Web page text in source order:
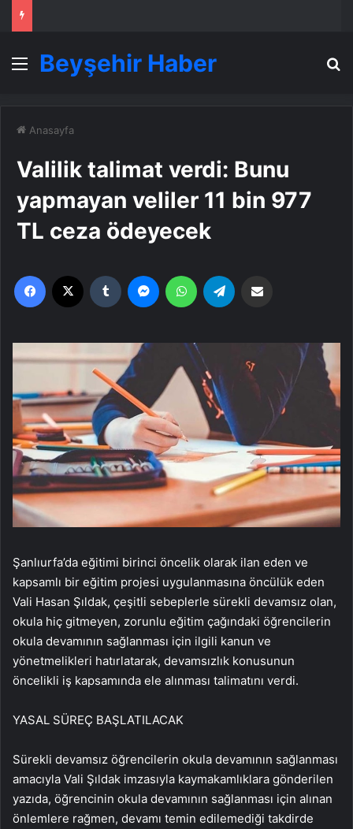
Menü
Beyşehir Haber
Anasayfa
Valilik talimat verdi: Bunu
yapmayan veliler 11 bin 977
TL ceza ödeyecek
Facebook Tumblr MessengerWhatsApp
Şanlıurfa’da eğitimi birinci öncelik olarak ilan eden ve
kapsamlı bir eğitim projesi uygulanmasına öncülük eden
Vali Hasan Şıldak, çeşitli sebeplerle sürekli devamsız olan,
okula hiç gitmeyen, zorunlu eğitim çağındaki öğrencilerin
okula devamının sağlanması için ilgili kanun ve
yönetmelikleri hatırlatarak, devamsızlık konusunun
öncelikli iş kapsamında ele alınması talimatını verdi.
YASAL SÜREÇ BAŞLATILACAK
Sürekli devamsız öğrencilerin okula devamının sağlanması
amacıyla Vali Şıldak imzasıyla kaymakamlıklara gönderilen
yazıda, öğrencinin okula devamının sağlanması için alınan
önlemlere rağmen, devamı temin edilemediği takdirde